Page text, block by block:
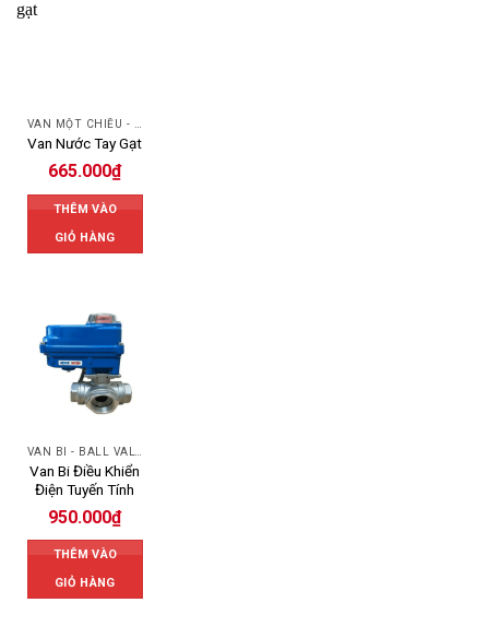
Van Nước Tay Gạt
665.000₫
THÊM VÀO
GIỎ HÀNG
Van Bi Điều Khiển
Điện Tuyến Tính
950.000₫
THÊM VÀO
GIỎ HÀNG